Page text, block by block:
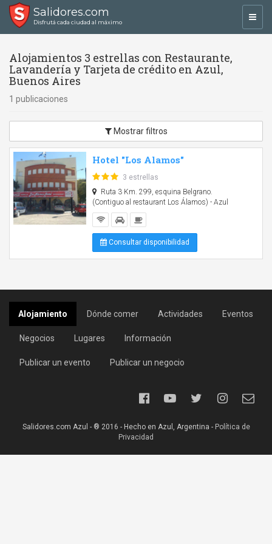
Salidores.com
Disfrutá cada ciudad al máximo
Alojamientos 3 estrellas con Restaurante,
Lavandería y Tarjeta de crédito en Azul,
Buenos Aires
1 publicaciones
Mostrar filtros
Hotel "Los Alamos"
3 estrellas
Ruta 3 Km. 299, esquina Belgrano.
(Contiguo al restaurant Los Álamos) - Azul
Consultar disponibilidad
Alojamiento Dónde comer Actividades Eventos
Negocios Lugares Información
Publicar un evento Publicar un negocio
Salidores.com Azul - ® 2016 - Hecho en Azul, Argentina - Política de
Privacidad